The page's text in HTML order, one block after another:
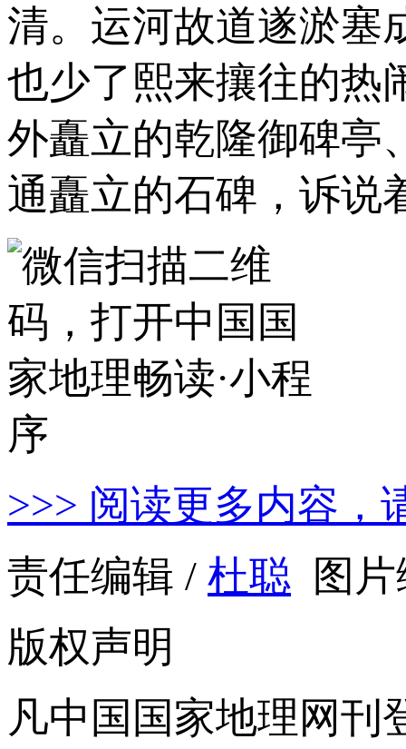
清。运河故道遂淤塞
也少了熙来攘往的热
外矗立的乾隆御碑亭
通矗立的石碑，诉说
>>> 阅读更多内容，
责任编辑 / 杜聪 图
版权声明
凡中国国家地理网刊